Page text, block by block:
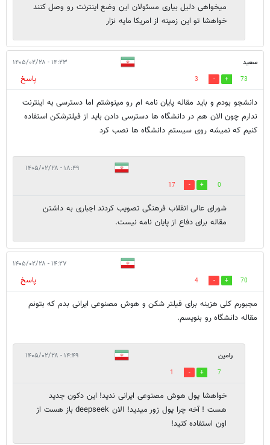
میخواهی دلیل بیاری مسئولان این وضع اینترنت رو وصل کنند
خواهشا تو این زمینه از امریکا مایه نزار
سعید ۱۴:۲۳ - ۱۴۰۵/۰۲/۲۸
73
3
پاسخ
دانشجو بودم و باید مقاله پایان نامه ام رو مینوشتم اما دسترسی به اینترنت
ندارم چون الان هم در دانشگاه ها دسترسی دادن باید از فیلترشکن استفاده
کنیم که نمیشه روی سیستم دانشگاه ها نصب کرد
۱۸:۴۹ - ۱۴۰۵/۰۲/۲۸
0
17
شورای عالی انقلاب فرهنگی تصویب کردند اجباری به داشتن
مقاله برای دفاع از پایان نامه نیست.
۱۴:۲۷ - ۱۴۰۵/۰۲/۲۸
70
4
پاسخ
مجبورم کلی هزینه برای فیلتر شکن و هوش مصنوعی ایرانی بدم که بتونم
مقاله دانشگاه رو بنویسم.
رامین ۱۴:۴۹ - ۱۴۰۵/۰۲/۲۸
7
1
خواهشا پول هوش مصنوعی ایرانی ندید! این دکون جدید
هست ! آخه چرا پول زور میدید! الان deepseek باز هست از
اون استفاده کنید!